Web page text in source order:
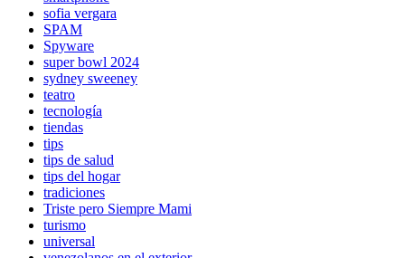
sofia vergara
SPAM
Spyware
super bowl 2024
sydney sweeney
teatro
tecnología
tiendas
tips
tips de salud
tips del hogar
tradiciones
Triste pero Siempre Mami
turismo
universal